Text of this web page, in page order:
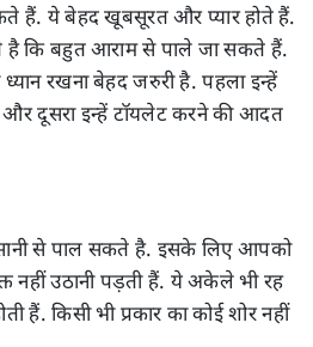
हैं. ये बेहद खूबसूरत और प्यार होते हैं.
है कि बहुत आराम से पाले जा सकते हैं.
रखना बेहद जरुरी है. पहला इन्हें
और दूसरा इन्हें टॉयलेट करने की आदत
से पाल सकते है. इसके लिए आपको
नहीं उठानी पड़ती हैं. ये अकेले भी रह
हैं. किसी भी प्रकार का कोई शोर नहीं